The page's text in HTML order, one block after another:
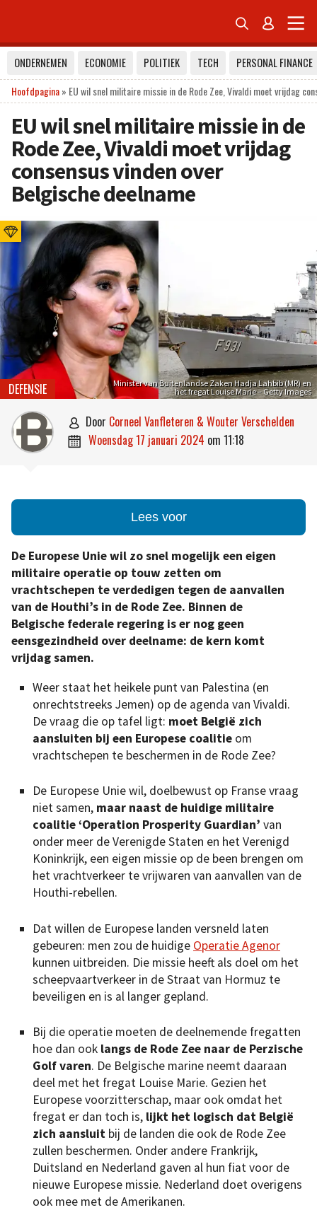
 
ONDERNEMEN ECONOMIE POLITIEK TECH
PERSONAL FINANCE
Hoofdpagina» EU wil snel militaire missie in de Rode Zee, Vivaldi moet vrijdag
EU wil snel militaire missie in de
Rode Zee, Vivaldi moet vrijdag
consensus vinden over
Belgische deelname
Minister van Buitenlandse Zaken Hadja Lahbib (MR) en
het fregat Louise Marie – Getty Images
DEFENSIE
 door Corneel Vanfleteren & Wouter Verschelden
 woensdag 17 januari 2024 om 11:18
Lees voor
De Europese Unie wil zo snel mogelijk een eigen
militaire operatie op touw zetten om
vrachtschepen te verdedigen tegen de aanvallen
van de Houthi’s in de Rode Zee. Binnen de
Belgische federale regering is er nog geen
eensgezindheid over deelname: de kern komt
vrijdag samen.
Weer staat het heikele punt van Palestina (en
onrechtstreeks Jemen) op de agenda van Vivaldi.
De vraag die op tafel ligt: moet België zich
aansluiten bij een Europese coalitie om
vrachtschepen te beschermen in de Rode Zee?
De Europese Unie wil, doelbewust op Franse vraag
niet samen, maar naast de huidige militaire
coalitie ‘Operation Prosperity Guardian’ van
onder meer de Verenigde Staten en het Verenigd
Koninkrijk, een eigen missie op de been brengen om
het vrachtverkeer te vrijwaren van aanvallen van de
Houthi-rebellen.
Dat willen de Europese landen versneld laten
gebeuren: men zou de huidige Operatie Agenor
kunnen uitbreiden. Die missie heeft als doel om het
scheepvaartverkeer in de Straat van Hormuz te
beveiligen en is al langer gepland.
Bij die operatie moeten de deelnemende fregatten
hoe dan ook langs de Rode Zee naar de Perzische
Golf varen. De Belgische marine neemt daaraan
deel met het fregat Louise Marie. Gezien het
Europese voorzitterschap, maar ook omdat het
fregat er dan toch is, lijkt het logisch dat België
zich aansluit bij de landen die ook de Rode Zee
zullen beschermen. Onder andere Frankrijk,
Duitsland en Nederland gaven al hun fiat voor de
nieuwe Europese missie. Nederland doet overigens
ook mee met de Amerikanen.